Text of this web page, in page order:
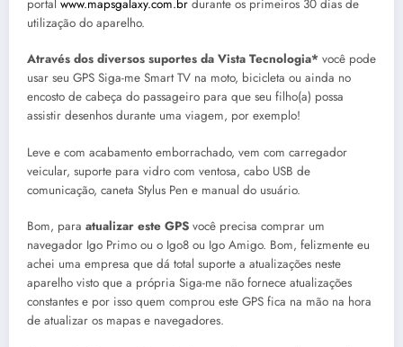
portal www.mapsgalaxy.com.br durante os primeiros 30 dias de
utilização do aparelho.
Através dos diversos suportes da Vista Tecnologia* você pode
usar seu GPS Siga-me Smart TV na moto, bicicleta ou ainda no
encosto de cabeça do passageiro para que seu filho(a) possa
assistir desenhos durante uma viagem, por exemplo!
Leve e com acabamento emborrachado, vem com carregador
veicular, suporte para vidro com ventosa, cabo USB de
comunicação, caneta Stylus Pen e manual do usuário.
Bom, para atualizar este GPS você precisa comprar um
navegador Igo Primo ou o Igo8 ou Igo Amigo. Bom, felizmente eu
achei uma empresa que dá total suporte a atualizações neste
aparelho visto que a própria Siga-me não fornece atualizações
constantes e por isso quem comprou este GPS fica na mão na hora
de atualizar os mapas e navegadores.